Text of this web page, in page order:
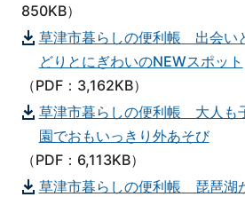
850KB）
草津市暮らしの便利帳 出会い
どりとにぎわいのNEWスポット
（PDF：3,162KB）
草津市暮らしの便利帳 大人も
園でおもいっきり外あそび
（PDF：6,113KB）
草津市暮らしの便利帳 琵琶湖